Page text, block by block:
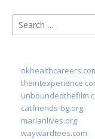
Search
for:
catfriends-bg.org
marianlives.org
waywardtees.com